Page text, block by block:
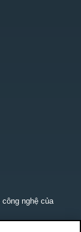
nghệ của